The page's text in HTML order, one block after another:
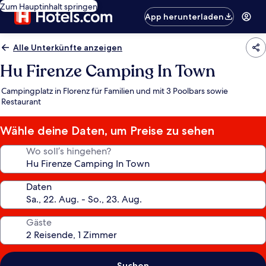
Zum Hauptinhalt springen
App herunterladen
Alle Unterkünfte anzeigen
Hu Firenze Camping In Town
Campingplatz in Florenz für Familien und mit 3 Poolbars sowie
Restaurant
Wähle deine Daten, um Preise zu sehen
Wo soll’s hingehen?
Daten
Gäste